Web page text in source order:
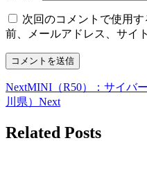
次回のコメントで使用
前、メールアドレス、サイ
NextMINI（R50）：サイバ
川県） Next
Related Posts